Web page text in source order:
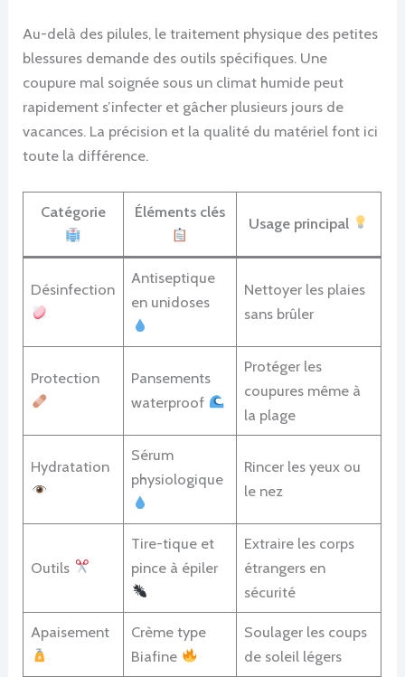
Au-delà des pilules, le traitement physique des petites
blessures demande des outils spécifiques. Une
coupure mal soignée sous un climat humide peut
rapidement s’infecter et gâcher plusieurs jours de
vacances. La précision et la qualité du matériel font ici
toute la différence.
Catégorie Éléments clés
Usage principal
Désinfection
Antiseptique
en unidoses
Nettoyer les plaies
sans brûler
Protection
Pansements
waterproof
Protéger les
coupures même à
la plage
Hydratation
Sérum
physiologique
Rincer les yeux ou
le nez
Outils
Tire-tique et
pince à épiler
Extraire les corps
étrangers en
sécurité
Apaisement
Crème type
Biafine
Soulager les coups
de soleil légers